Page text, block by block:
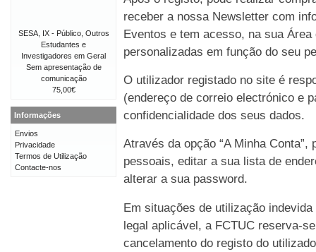
receber a nossa Newsletter com
Eventos e tem acesso, na sua
personalizadas em função do seu
O utilizador registado no site é
(endereço de correio electrónico e
confidencialidade dos seus dados.
Através da opção “A Minha
pessoais, editar a sua lista de
alterar a sua password.
Em situações de utilização
legal aplicável, a FCTUC reserva-
cancelamento do registo do
SESA, IX - Público, Outros
Estudantes e
Investigadores em Geral
Sem apresentação de
comunicação
75,00€
Informações
Envios
Privacidade
Termos de Utilização
Contacte-nos